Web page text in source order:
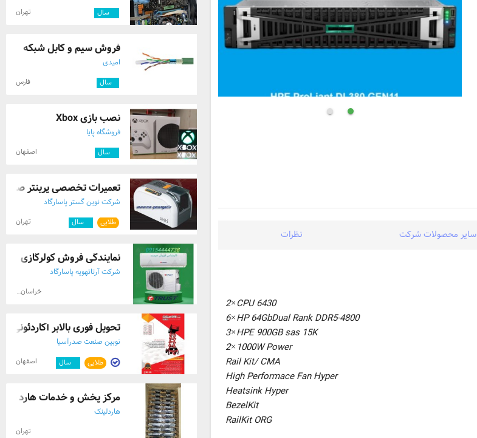
سایر محصولات شرکت نظرات
2×CPU 6430
6×HP 64GbDual Rank DDR5-4800
3×HPE 900GB sas 15K
2×1000W Power
Rail Kit/ CMA
High Performace Fan Hyper
Heatsink Hyper
BezelKit
RailKit ORG
سال تهران
فروش سیم و کابل شبکه
امیدی
سال فارس
نصب بازی Xbox
فروشگاه پایا
سال اصفهان
تعمیرات تخصصی پرینتر
شرکت نوین گستر پاسارگاد
طلایی سال تهران
نمایندگی فروش کولرگازی
شرکت آرتاتهویه پاسارگاد
خراسان رضوی
تحویل فوری بالابر آکاردئونی
نوبین صنعت صدرآسیا
طلایی سال اصفهان
مرکز پخش و خدمات هارد
هاردلینک
تهران